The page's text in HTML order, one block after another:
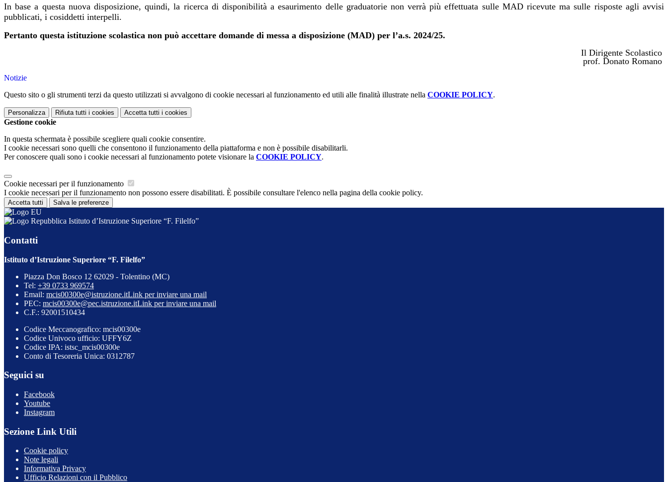
In base a questa nuova disposizione, quindi, la ricerca di disponibilità a esaurimento delle graduatorie non verrà più effettuata sulle MADricevute ma sulle risposte agli avvisi
pubblicati, i cosiddetti interpelli.
Pertanto questa istituzione scolastica non può accettare domande di messa a disposizione (MAD) per l’a.s. 2024/25.
Il Dirigente Scolastico
prof. Donato Romano
Notizie
Questo sito o gli strumenti terzi da questo utilizzati si avvalgono di cookie necessari al funzionamento ed utili alle finalità illustrate nella COOKIE POLICY.
Personalizza Rifiuta tutti i cookies Accetta tutti i cookies
Gestione cookie
In questa schermata è possibile scegliere quali cookie consentire.
I cookie necessari sono quelli che consentono il funzionamento della piattaforma e non è possibile disabilitarli.
Per conoscere quali sono i cookie necessari al funzionamento potete visionare la COOKIE POLICY.
Cookie necessari per il funzionamento
I cookie necessari per il funzionamento non possono essere disabilitati. È possibile consultare l'elenco nella pagina della cookie policy.
Accetta tutti Salva le preferenze
Istituto d’Istruzione Superiore “F. Filelfo”
Contatti
Istituto d’Istruzione Superiore “F. Filelfo”
Piazza Don Bosco 12 62029 - Tolentino (MC)
Tel: +39 0733 969574
Email: mcis00300e@istruzione.itLink per inviare una mail
PEC: mcis00300e@pec.istruzione.itLink per inviare una mail
C.F.: 92001510434
Codice Meccanografico: mcis00300e
Codice Univoco ufficio: UFFY6Z
Codice IPA: istsc_mcis00300e
Conto di Tesoreria Unica: 0312787
Seguici su
Facebook
Youtube
Instagram
Sezione Link Utili
Cookie policy
Note legali
Informativa Privacy
Ufficio Relazioni con il Pubblico